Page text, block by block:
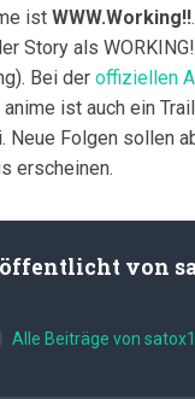
ist WWW.Working!!
Story als
Bei der offiziellen
ist auch ein
Neue Folgen sollen
erscheinen.
von
Alle Beiträge von